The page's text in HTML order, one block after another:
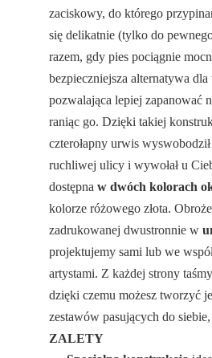
zaciskowy, do którego
się delikatnie (tylko do
razem, gdy pies pociągnie
bezpieczniejsza alternatywa
pozwalająca lepiej zapanować
raniąc go. Dzięki takiej
czterołapny urwis
ruchliwej ulicy i wywołał u
dostępnaw dwóch kolorach
kolorze różowego złota.
zadrukowanej dwustronnie w
projektujemy sami lub we
artystami. Z każdej strony
dzięki czemu możesz tworzyć
zestawów pasujących do
ZALETY